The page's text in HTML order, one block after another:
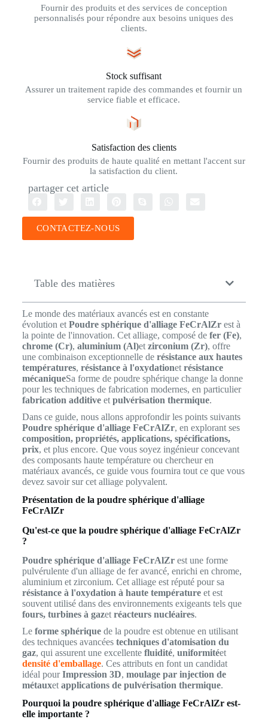
Fournir des produits et des services de conception
personnalisés pour répondre aux besoins uniques des
clients.
Stock suffisant
Assurer un traitement rapide des commandes et fournir un
service fiable et efficace.
Satisfaction des clients
Fournir des produits de haute qualité en mettant l'accent sur
la satisfaction du client.
partager cet article
CONTACTEZ-NOUS
Table des matières
Le monde des matériaux avancés est en constante
évolution et Poudre sphérique d'alliage FeCrAlZrest à
la pointe de l'innovation. Cet alliage, composé de fer (Fe),
chrome (Cr), aluminium (Al)et zirconium (Zr), offre
une combinaison exceptionnelle de résistance aux hautes
températures, résistance à l'oxydationet résistance
mécaniqueSa forme de poudre sphérique change la donne
pour les techniques de fabrication modernes, en particulier
fabrication additiveet pulvérisation thermique.
Dans ce guide, nous allons approfondir les points suivants
Poudre sphérique d'alliage FeCrAlZr, en explorant ses
composition, propriétés, applications, spécifications,
prix, et plus encore. Que vous soyez ingénieur concevant
des composants haute température ou chercheur en
matériaux avancés, ce guide vous fournira tout ce que vous
devez savoir sur cet alliage polyvalent.
Présentation de la poudre sphérique d'alliage
FeCrAlZr
Qu'est-ce que la poudre sphérique d'alliage FeCrAlZr
?
Poudre sphérique d'alliage FeCrAlZrest une forme
pulvérulente d'un alliage de fer avancé, enrichi en chrome,
aluminium et zirconium. Cet alliage est réputé pour sa
résistance à l'oxydation à haute températureet est
souvent utilisé dans des environnements exigeants tels que
fours, turbines à gazetréacteurs nucléaires.
Le forme sphériquede la poudre est obtenue en utilisant
des techniques avancées techniques d'atomisation du
gaz, qui assurent une excellente fluidité, uniformitéet
densité d'emballage. Ces attributs en font un candidat
idéal pourImpression 3D, moulage par injection de
métauxetapplications de pulvérisation thermique.
Pourquoi la poudre sphérique d'alliage FeCrAlZr est-
elle importante ?